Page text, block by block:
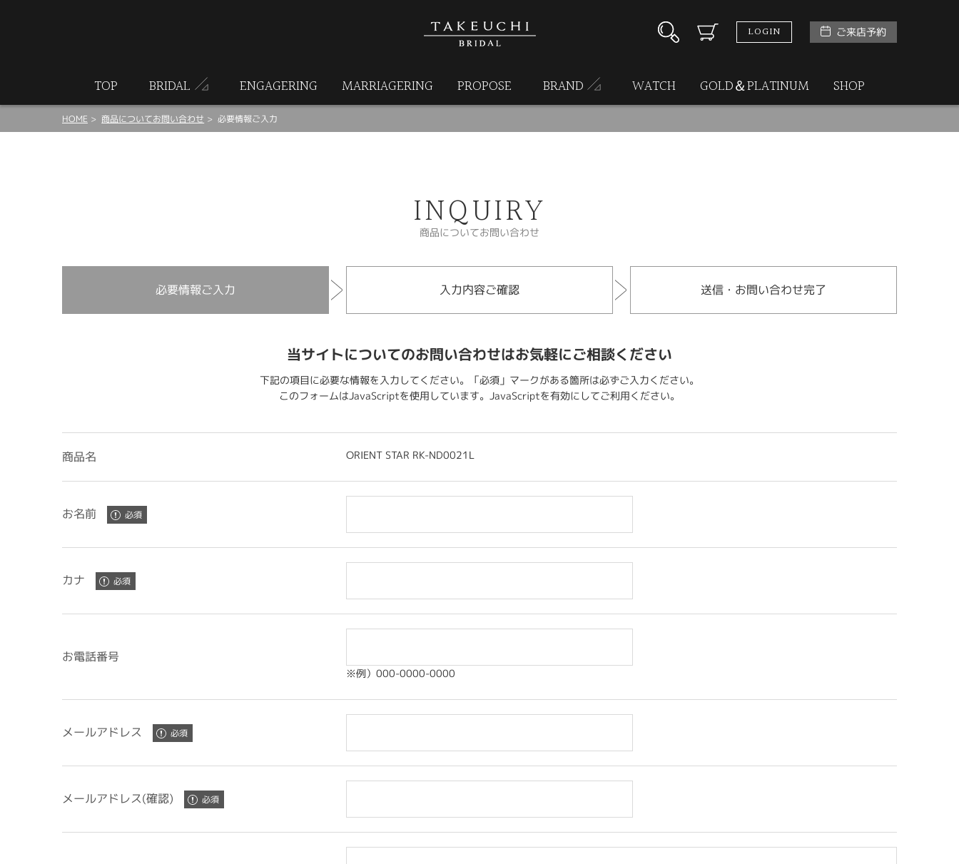
LOGIN ご来店予約
TOP BRIDAL ENGAGERING MARRIAGERING PROPOSE BRAND WATCH GOLD＆PLATINUM SHOP
HOME 商品についてお問い合わせ 必要情報ご入力
INQUIRY
商品についてお問い合わせ
必要情報ご入力 入力内容ご確認 送信・お問い合わせ完了
当サイトについてのお問い合わせはお気軽にご相談ください
下記の項目に必要な情報を入力してください。「必須」マークがある箇所は必ずご入力ください。
このフォームはJavaScriptを使用しています。JavaScriptを有効にしてご利用ください。
商品名 ORIENT STAR RK-ND0021L
お名前
カナ
お電話番号
※例）000-0000-0000
メールアドレス
メールアドレス(確認)